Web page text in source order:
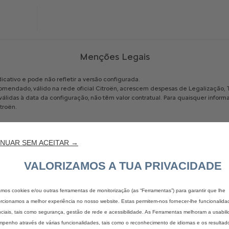
Menções Legais
e pode não refletir a versão configurada.
válido na rede oficial Citroën, acrescem despesas de Legalização,
à data da configuração, não têm valor contratual. Para quaisquer
(incluindo para valor superior),
elétrico indicados estão conformes a homologação WLTP
de consumo elétrico de todas as viaturas novas são determinados com base
realista
o consumo elétrico medido segundo a norma WLTP é, na maioria dos
SEM ACEITAR →
VALORIZAMOS A TUA PRIVACIDADE
cookies e/ou outras ferramentas de monitorização (as “Ferramentas”) para garantir que lhe
a melhor experiência no nosso website. Estas permitem-nos fornecer-lhe
tais como segurança, gestão de rede e acessibilidade. As Ferramentas melhoram a
através de várias funcionalidades, tais como o reconhecimento de idiomas e os